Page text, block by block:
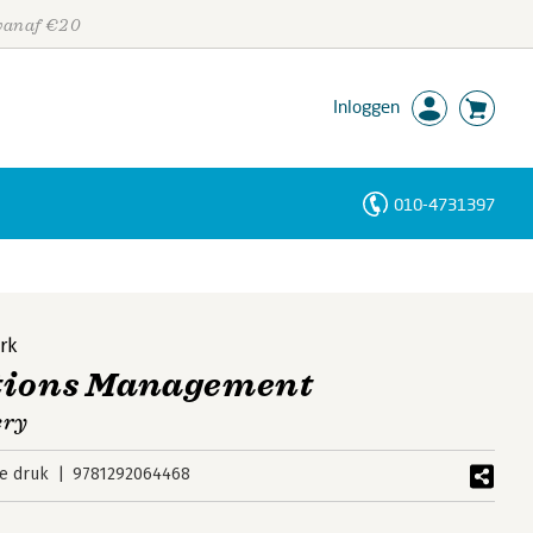
€20
Inloggen
010-4731397
Management
druk 9781292064468
Personen